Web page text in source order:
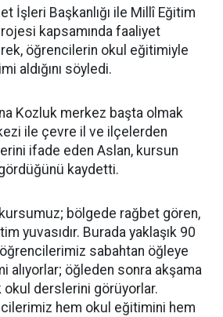
İşleri Başkanlığı ile Millî Eğitim
kapsamında faaliyet
öğrencilerin okul eğitimiyle
aldığını söyledi.
Kozluk merkez başta olmak
ile çevre il ve ilçelerden
ifade eden Aslan, kursun
kaydetti.
bölgede rağbet gören,
yuvasıdır. Burada yaklaşık 90
sabahtan öğleye
alıyorlar; öğleden sonra akşama
okul derslerini görüyorlar.
hem okul eğitimini hem